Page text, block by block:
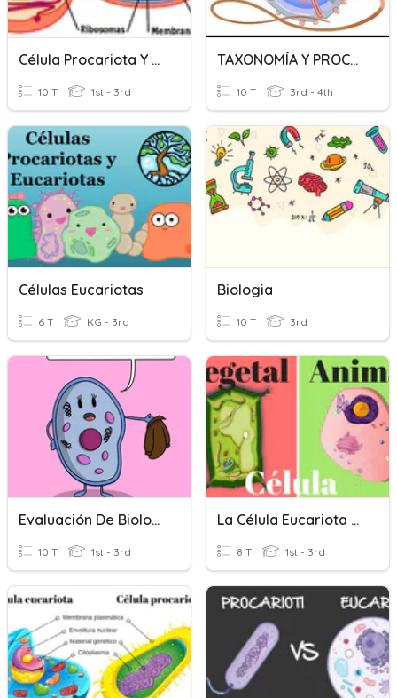
Célula Procariota Y Eucariota
10 T 1st - 3rd
TAXONOMÍA Y PROCARIOTAS
10 T 3rd - 4th
Células Eucariotas
6 T KG - 3rd
Biologia
10 T 3rd
Evaluación De Biología (1ro)
10 T 1st - 3rd
La Célula Eucariota Y Procariota
8 T 1st - 3rd